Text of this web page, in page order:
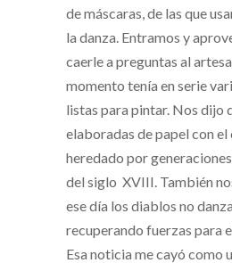
de máscaras, de las que
la danza. Entramos y
caerle a preguntas al
momento tenía en serie
listas para pintar. Nos dijo
elaboradas de papel con
heredado por
del siglo XVIII. También
ese día los diablos no
recuperando fuerzas para
Esa noticia me cayó como